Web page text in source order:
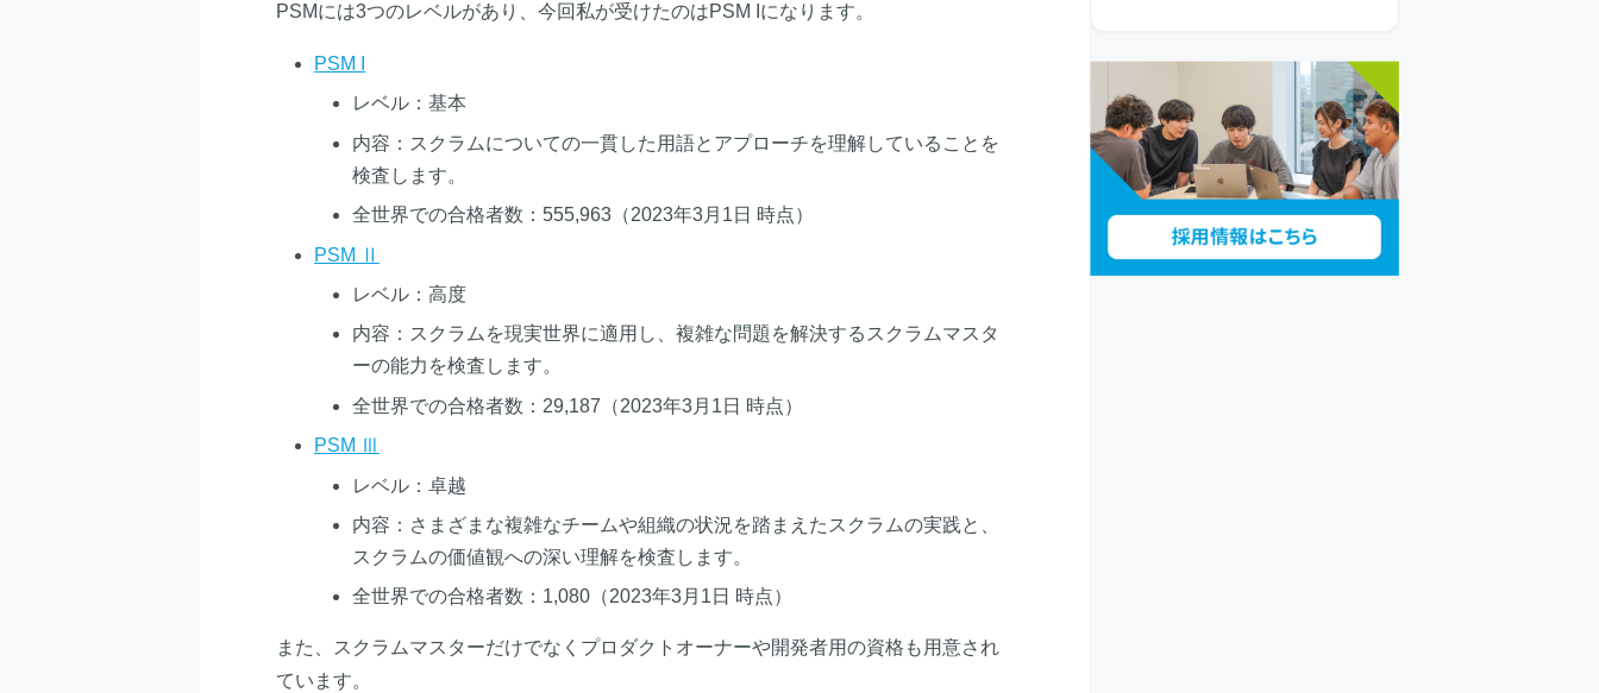
PSMには3つのレベルがあり、今回私が受けたのはPSM Iになります。
PSM I
レベル：基本
内容：スクラムについての一貫した用語とアプローチを理解していることを
検査します。
全世界での合格者数：555,963（2023年3月1日 時点）
PSM Ⅱ
レベル：高度
内容：スクラムを現実世界に適用し、複雑な問題を解決するスクラムマスタ
ーの能力を検査します。
全世界での合格者数：29,187（2023年3月1日 時点）
PSM Ⅲ
レベル：卓越
内容：さまざまな複雑なチームや組織の状況を踏まえたスクラムの実践と、
スクラムの価値観への深い理解を検査します。
全世界での合格者数：1,080（2023年3月1日 時点）
また、スクラムマスターだけでなくプロダクトオーナーや開発者用の資格も用意され
ています。